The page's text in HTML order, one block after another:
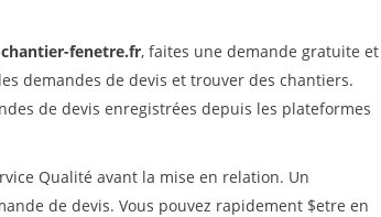
fenetre.fr, faites une demande gratuite et
demandes de devis et trouver des chantiers.
de devis enregistrées depuis les plateformes
Qualité avant la mise en relation. Un
de devis. Vous pouvez rapidement $etre en